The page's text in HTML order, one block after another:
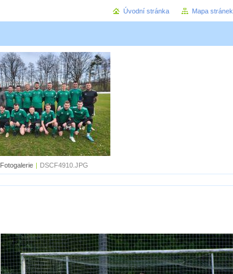
Fotogalerie | DSCF4910.JPG
Úvodní stránka Mapa stránek